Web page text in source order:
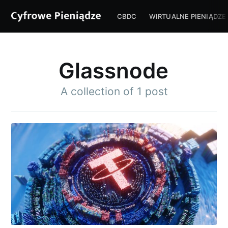
CBDC WIRTUALNE PIENIĄDZE
Glassnode
A collection of 1 post